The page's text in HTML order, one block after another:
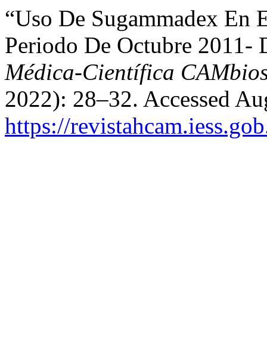
“Uso De Sugammadex
Periodo De Octubre 2011-
Médica-Científica
2022): 28–32. Accessed
https://